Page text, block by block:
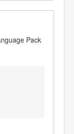
Pack